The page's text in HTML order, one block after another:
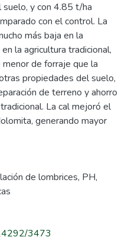
y con 4.85 t/ha
con el control. La
más baja en la
la agricultura tradicional,
de forraje que la
propiedades del suelo,
de terreno y ahorro
La cal mejoró el
generando mayor
de lombrices, PH,
3473